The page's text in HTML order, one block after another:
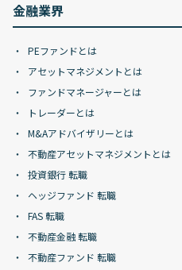
金融業界
PEファンドとは
アセットマネジメントとは
ファンドマネージャーとは
トレーダーとは
M&Aアドバイザリーとは
不動産アセットマネジメントとは
投資銀行 転職
ヘッジファンド 転職
FAS 転職
不動産金融 転職
不動産ファンド 転職